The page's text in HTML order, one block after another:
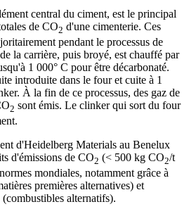
central du ciment, est le principal
de CO2 d'une cimenterie. Ces
pendant le processus de
la carrière, puis broyé, est chauffé par
1 000° C pour être décarbonaté.
introduite dans le four et cuite à 1
À la fin de ce processus, des gaz de
2 sont émis. Le clinker qui sort du four
d'Heidelberg Materials au Benelux
d'émissions de CO2 (< 500 kg CO2/t
mondiales, notamment grâce à
premières alternatives) et
alternatifs).